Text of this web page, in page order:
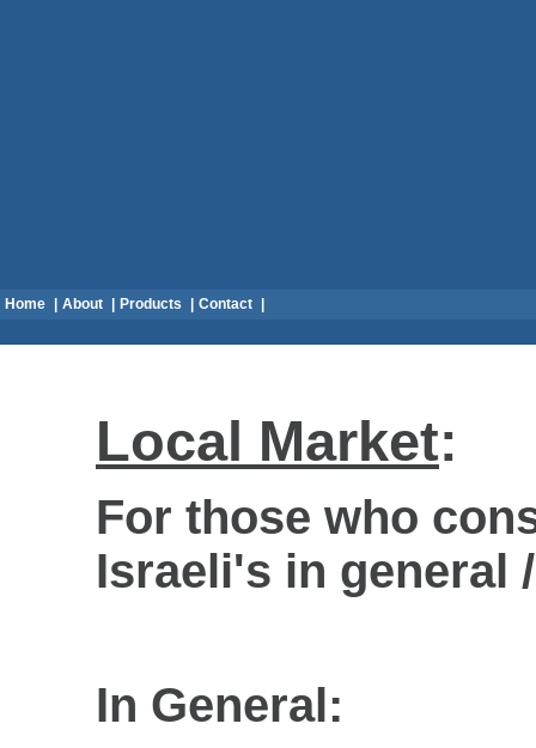
Home About Products Contact
Local Market:
For those who
Israeli's in general /
In General: